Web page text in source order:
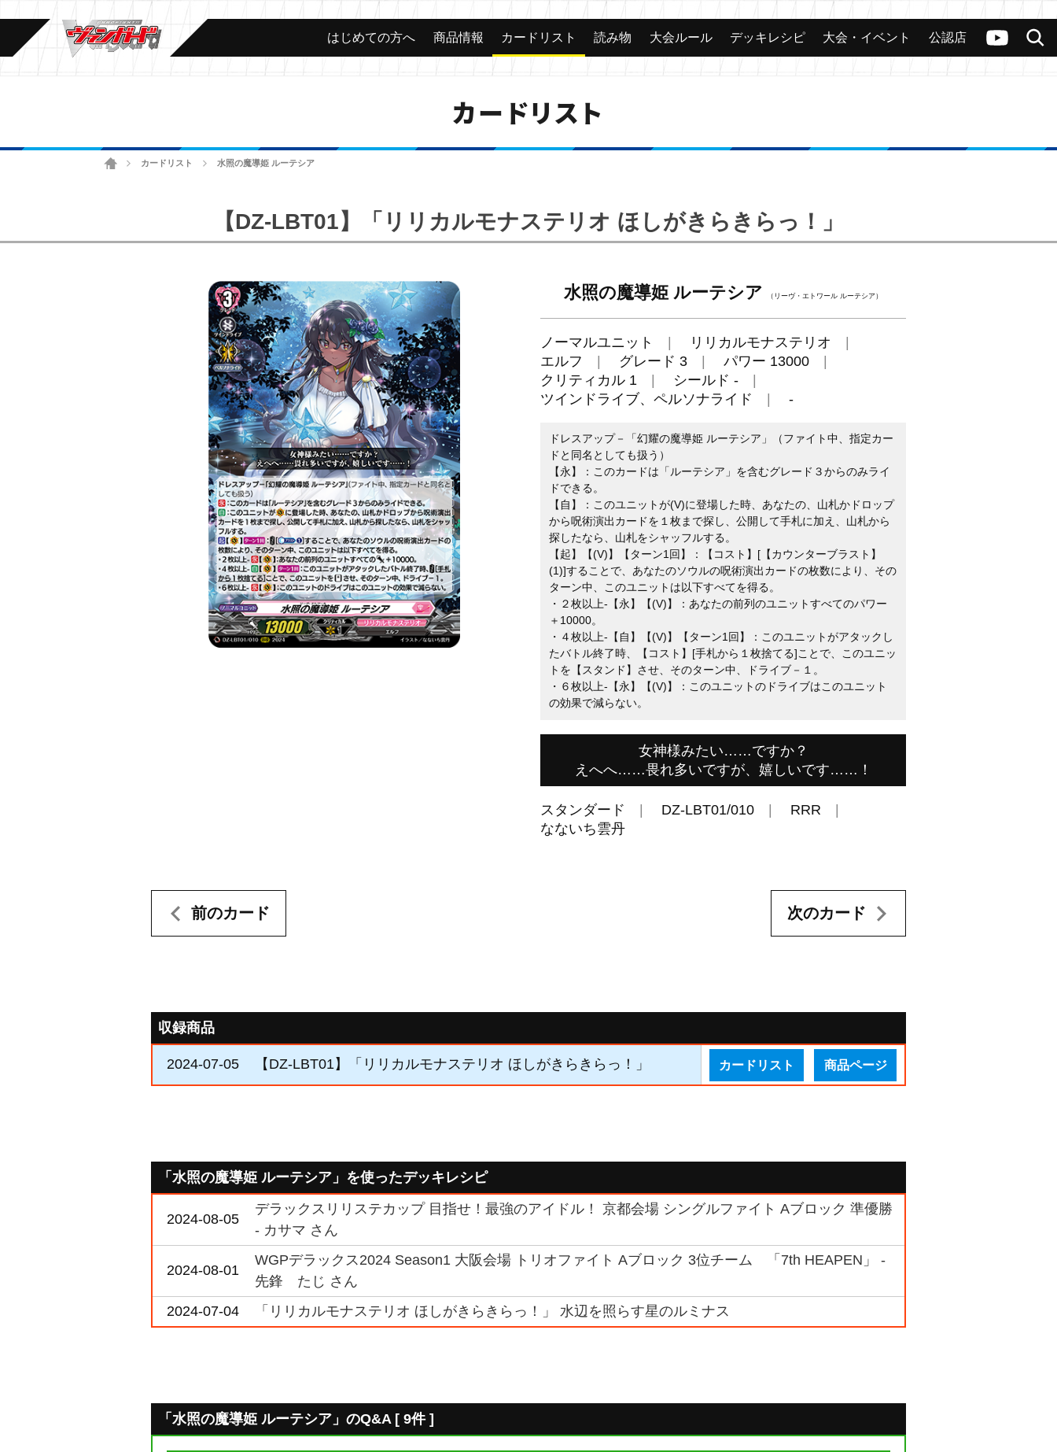
ヴァンガードch
検索
カード 大会 公認店舗 その他
はじめての方へ 商品情報 カードリスト 読み物 大会ルール デッキレシピ 大会・イベント 公認店
カードリスト
ホームカードリスト 水照の魔導姫 ルーテシア
【DZ-LBT01】「リリカルモナステリオ ほしがきらきらっ！」
水照の魔導姫 ルーテシア （リーヴ・エトワール ルーテシア）
ノーマルユニット
リリカルモナステリオ
エルフ
グレード 3
パワー 13000
クリティカル 1
シールド -
ツインドライブ、ペルソナライド
-
ドレスアップ－「幻耀の魔導姫 ルーテシア」（ファイト中、指定カー
ドと同名としても扱う）
【永】：このカードは「ルーテシア」を含むグレード３からのみライ
ドできる。
【自】：このユニットが(V)に登場した時、あなたの、山札かドロップ
から呪術演出カードを１枚まで探し、公開して手札に加え、山札から
探したなら、山札をシャッフルする。
【起】【(V)】【ターン1回】：【コスト】[【カウンターブラスト】
(1)]することで、あなたのソウルの呪術演出カードの枚数により、その
ターン中、このユニットは以下すべてを得る。
・２枚以上-【永】【(V)】：あなたの前列のユニットすべてのパワー
＋10000。
・４枚以上-【自】【(V)】【ターン1回】：このユニットがアタックし
たバトル終了時、【コスト】[手札から１枚捨てる]ことで、このユニッ
トを【スタンド】させ、そのターン中、ドライブ－１。
・６枚以上-【永】【(V)】：このユニットのドライブはこのユニット
の効果で減らない。
女神様みたい……ですか？
えへへ……畏れ多いですが、嬉しいです……！
スタンダード DZ-LBT01/010
RRR
なないち雲丹
前のカード 次のカード
収録商品
2024-07-05 【DZ-LBT01】「リリカルモナステリオ ほしがきらきらっ！」 カードリスト 商品ページ
「水照の魔導姫 ルーテシア」を使ったデッキレシピ
2024-08-05
デラックスリリステカップ 目指せ！最強のアイドル！ 京都会場 シングルファイト Aブロック 準優勝
- カサマ さん
2024-08-01
WGPデラックス2024 Season1 大阪会場 トリオファイト Aブロック 3位チーム 「7th HEAPEN」 -
先鋒 たじ さん
2024-07-04
「リリカルモナステリオ ほしがきらきらっ！」 水辺を照らす星のルミナス
「水照の魔導姫 ルーテシア」のQ&A [ 9件 ]